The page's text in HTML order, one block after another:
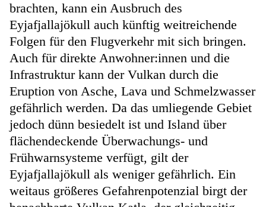
brachten, kann ein Ausbruch des
Eyjafjallajökull auch künftig weitreichende
Folgen für den Flugverkehr mit sich bringen.
Auch für direkte Anwohner:innen und die
Infrastruktur kann der Vulkan durch die
Eruption von Asche, Lava und Schmelzwasser
gefährlich werden. Da das umliegende Gebiet
jedoch dünn besiedelt ist und Island über
flächendeckende Überwachungs- und
Frühwarnsysteme verfügt, gilt der
Eyjafjallajökull als weniger gefährlich. Ein
weitaus größeres Gefahrenpotenzial birgt der